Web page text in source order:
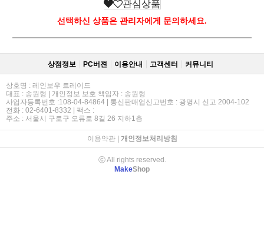
관심상품
선택하신 상품은 관리자에게 문의하세요.
상점정보 PC버젼 이용안내 고객센터 커뮤니티
상호명 : 레인보우 트레이드
대표 : 송원형 | 개인정보 보호 책임자 : 송원형
사업자등록번호 :108-04-84864 | 통신판매업신고번호 : 광명시 신고 2004-102
전화 : 02-6401-8332 | 팩스 :
주소 : 서울시 구로구 오류로 8길 26 지하1층
이용약관| 개인정보처리방침
ⓒ All rights reserved.
MakeShop